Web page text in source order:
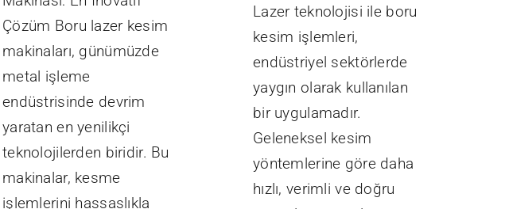
Çözüm Boru lazer kesim
makinaları, günümüzde
metal işleme
endüstrisinde devrim
yaratan en yenilikçi
teknolojilerden biridir. Bu
makinalar, kesme
işlemlerini hassaslıkla
Lazer teknolojisi ile boru
kesim işlemleri,
endüstriyel sektörlerde
yaygın olarak kullanılan
bir uygulamadır.
Geleneksel kesim
yöntemlerine göre daha
hızlı, verimli ve doğru